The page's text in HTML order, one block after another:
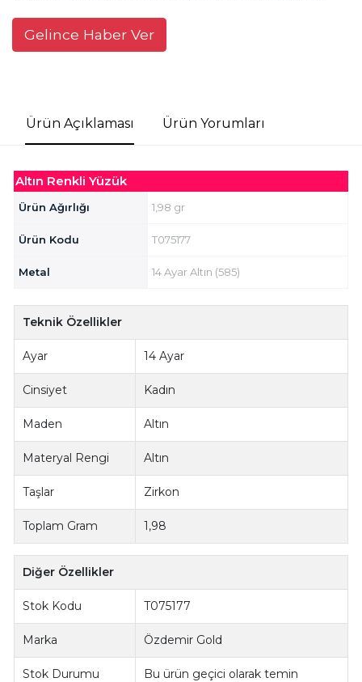
Gelince Haber Ver
Ürün Açıklaması Ürün Yorumları
Altın Renkli Yüzük
Ürün Ağırlığı 1,98 gr
Ürün Kodu T075177
Metal 14 Ayar Altın (585)
Teknik Özellikler
Ayar 14 Ayar
Cinsiyet Kadın
Maden Altın
Materyal Rengi Altın
Taşlar Zirkon
Toplam Gram 1,98
Diğer Özellikler
Stok Kodu T075177
Marka Özdemir Gold
Stok Durumu
Bu ürün geçici olarak temin